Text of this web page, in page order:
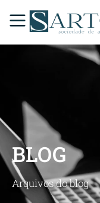
BLOG
Arquivos do blog